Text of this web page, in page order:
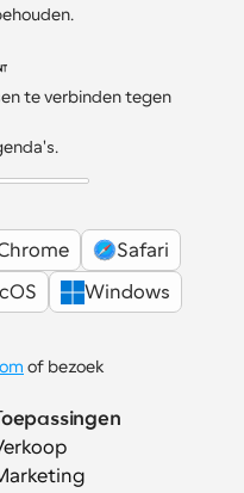
te verbinden tegen
Safari
Windows